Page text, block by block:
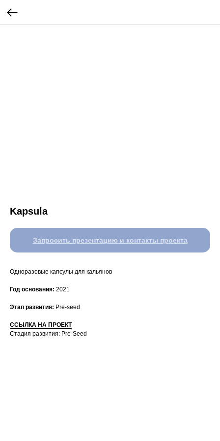
Kapsula
Запросить презентацию и контакты проекта
Одноразовые капсулы для кальянов
Год основания: 2021
Этап развития: ⁠Pre-seed
ССЫЛКА НА ПРОЕКТ
Стадия развития: Pre-Seed